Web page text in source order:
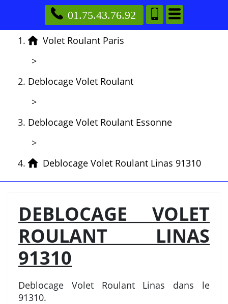
01.75.43.76.92
Volet Roulant Paris
>
Deblocage Volet Roulant
>
Deblocage Volet Roulant Essonne
>
Deblocage Volet Roulant Linas 91310
DEBLOCAGE VOLET
ROULANT LINAS
91310
Deblocage Volet Roulant Linas dans le
91310.